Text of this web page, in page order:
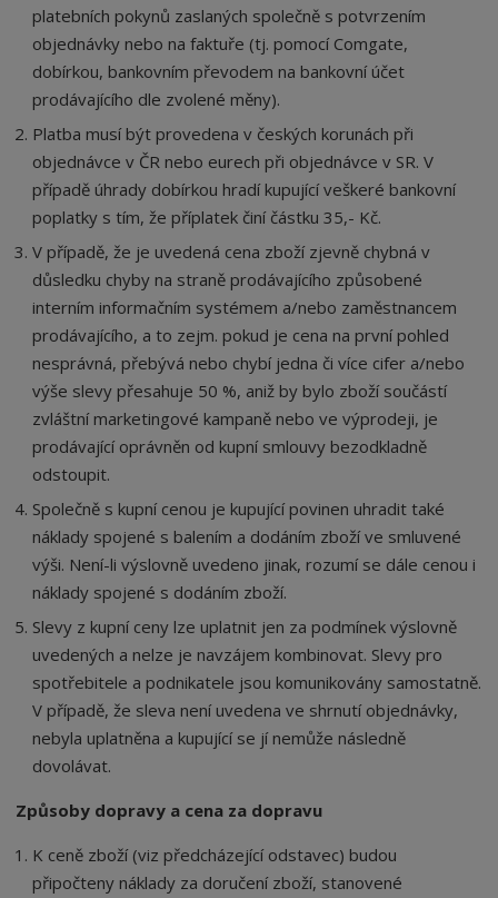
platebních pokynů zaslaných společně s potvrzením
objednávky nebo na faktuře (tj. pomocí Comgate,
dobírkou, bankovním převodem na bankovní účet
prodávajícího dle zvolené měny).
Platba musí být provedena v českých korunách při
objednávce v ČR nebo eurech při objednávce v SR. V
případě úhrady dobírkou hradí kupující veškeré bankovní
poplatky s tím, že příplatek činí částku 35,- Kč.
V případě, že je uvedená cena zboží zjevně chybná v
důsledku chyby na straně prodávajícího způsobené
interním informačním systémem a/nebo zaměstnancem
prodávajícího, a to zejm. pokud je cena na první pohled
nesprávná, přebývá nebo chybí jedna či více cifer a/nebo
výše slevy přesahuje 50 %, aniž by bylo zboží součástí
zvláštní marketingové kampaně nebo ve výprodeji, je
prodávající oprávněn od kupní smlouvy bezodkladně
odstoupit.
Společně s kupní cenou je kupující povinen uhradit také
náklady spojené s balením a dodáním zboží ve smluvené
výši. Není-li výslovně uvedeno jinak, rozumí se dále cenou i
náklady spojené s dodáním zboží.
Slevy z kupní ceny lze uplatnit jen za podmínek výslovně
uvedených a nelze je navzájem kombinovat. Slevy pro
spotřebitele a podnikatele jsou komunikovány samostatně.
V případě, že sleva není uvedena ve shrnutí objednávky,
nebyla uplatněna a kupující se jí nemůže následně
dovolávat.
Způsoby dopravy a cena za dopravu
K ceně zboží (viz předcházející odstavec) budou
připočteny náklady za doručení zboží, stanovené